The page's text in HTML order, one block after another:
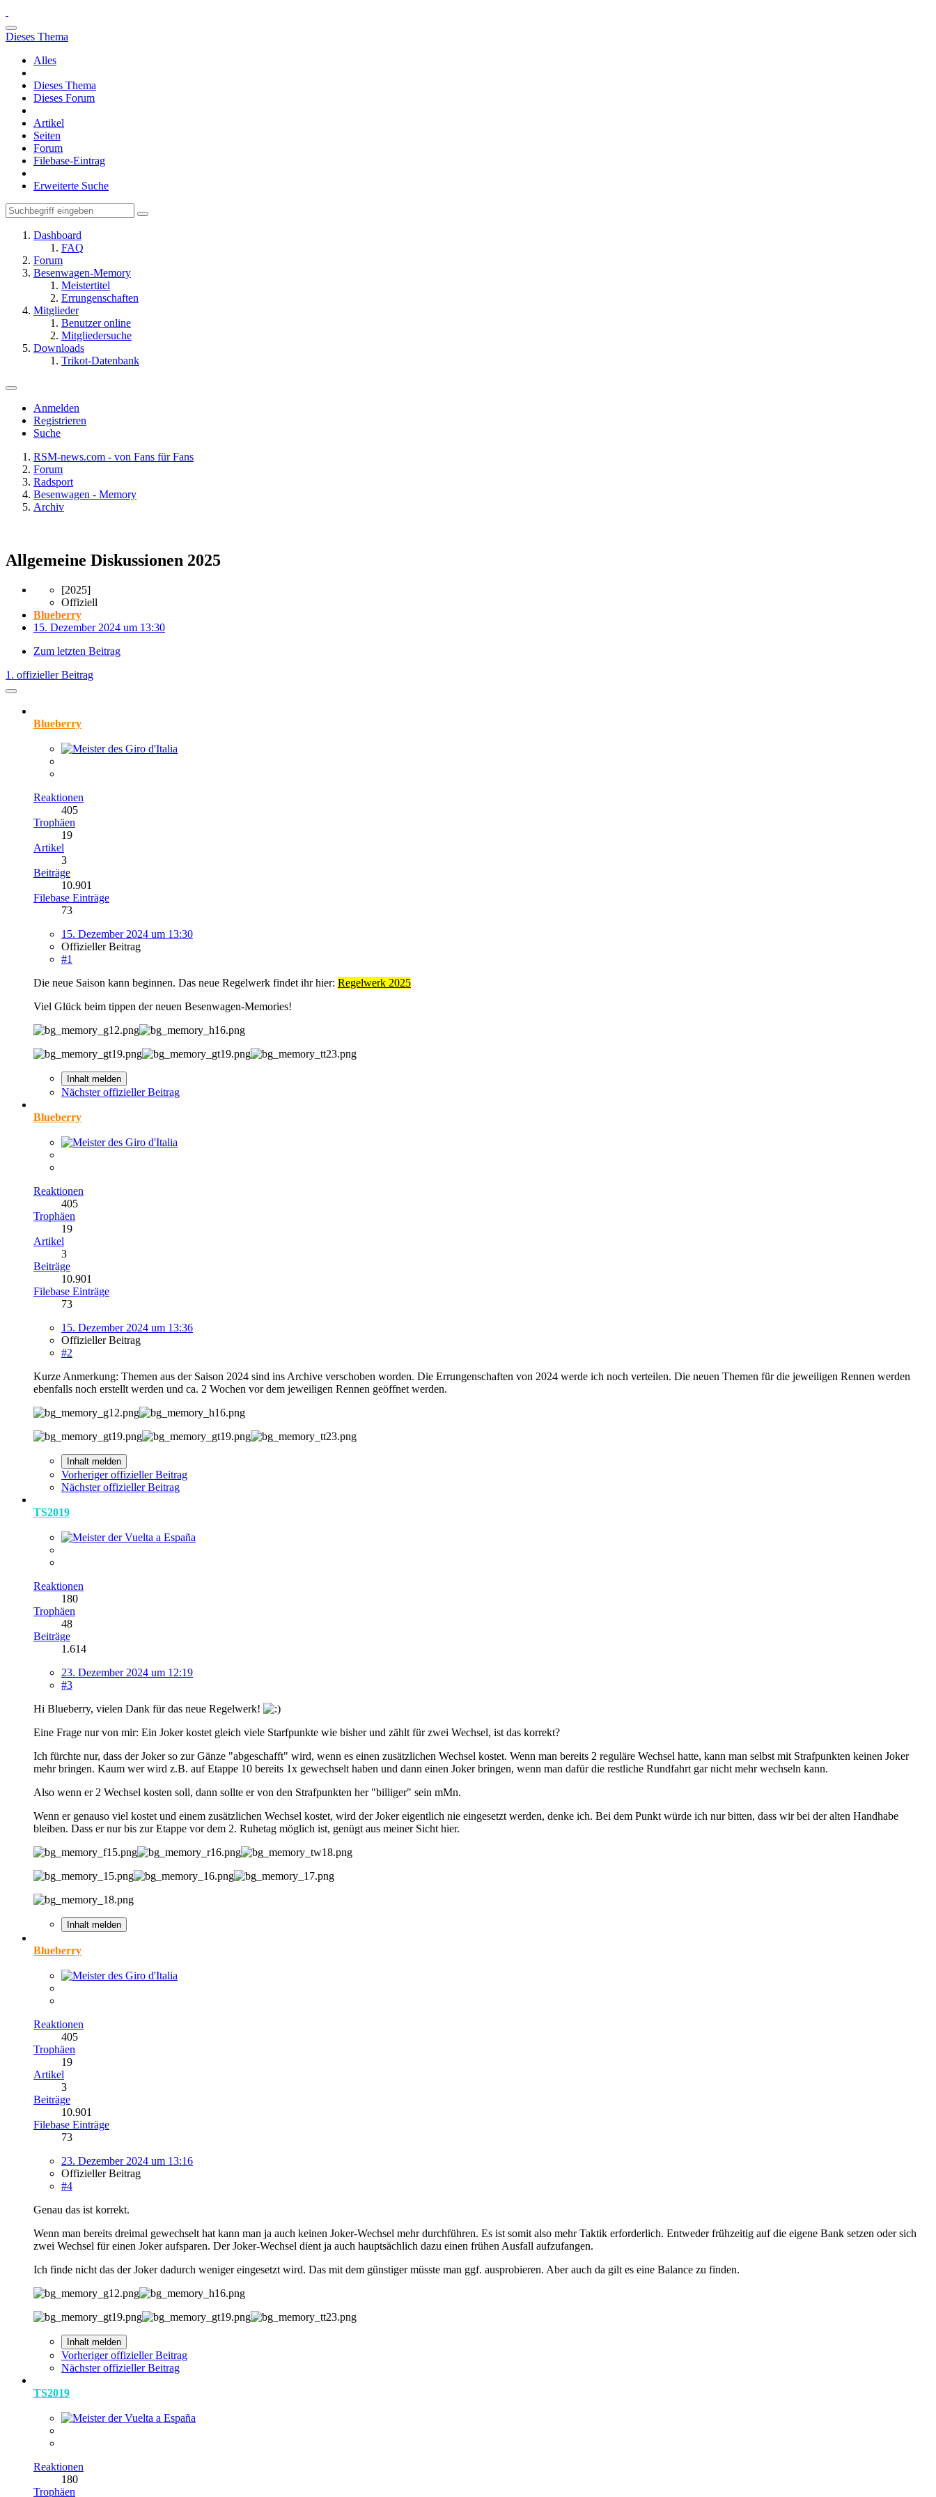
Dieses Thema
Alles
Dieses Thema
Dieses Forum
Artikel
Seiten
Forum
Filebase-Eintrag
Erweiterte Suche
Dashboard
FAQ
Forum
Besenwagen-Memory
Meistertitel
Errungenschaften
Mitglieder
Benutzer online
Mitgliedersuche
Downloads
Trikot-Datenbank
Anmelden
Registrieren
Suche
RSM-news.com - von Fans für Fans
Forum
Radsport
Besenwagen - Memory
Archiv
Allgemeine Diskussionen 2025
[2025]
Offiziell
Blueberry
15. Dezember 2024 um 13:30
Zum letzten Beitrag
1. offizieller Beitrag
Blueberry
Reaktionen
405
Trophäen
19
Artikel
3
Beiträge
10.901
Filebase Einträge
73
15. Dezember 2024 um 13:30
Offizieller Beitrag
#1
Die neue Saison kann beginnen. Das neue Regelwerk findet ihr hier: Regelwerk 2025
Viel Glück beim tippen der neuen Besenwagen-Memories!
Inhalt melden
Nächster offizieller Beitrag
Blueberry
Reaktionen
405
Trophäen
19
Artikel
3
Beiträge
10.901
Filebase Einträge
73
15. Dezember 2024 um 13:36
Offizieller Beitrag
#2
Kurze Anmerkung: Themen aus der Saison 2024 sind ins Archive verschoben worden. Die Errungenschaften von 2024 werde ich noch verteilen. Die neuen Themen für die jeweiligen Rennen werden
ebenfalls noch erstellt werden und ca. 2 Wochen vor dem jeweiligen Rennen geöffnet werden.
Inhalt melden
Vorheriger offizieller Beitrag
Nächster offizieller Beitrag
TS2019
Reaktionen
180
Trophäen
48
Beiträge
1.614
23. Dezember 2024 um 12:19
#3
Hi Blueberry, vielen Dank für das neue Regelwerk!
Eine Frage nur von mir: Ein Joker kostet gleich viele Starfpunkte wie bisher und zählt für zwei Wechsel, ist das korrekt?
Ich fürchte nur, dass der Joker so zur Gänze "abgeschafft" wird, wenn es einen zusätzlichen Wechsel kostet. Wenn man bereits 2 reguläre Wechsel hatte, kann man selbst mit Strafpunkten keinen Joker
mehr bringen. Kaum wer wird z.B. auf Etappe 10 bereits 1x gewechselt haben und dann einen Joker bringen, wenn man dafür die restliche Rundfahrt gar nicht mehr wechseln kann.
Also wenn er 2 Wechsel kosten soll, dann sollte er von den Strafpunkten her "billiger" sein mMn.
Wenn er genauso viel kostet und einem zusätzlichen Wechsel kostet, wird der Joker eigentlich nie eingesetzt werden, denke ich. Bei dem Punkt würde ich nur bitten, dass wir bei der alten Handhabe
bleiben. Dass er nur bis zur Etappe vor dem 2. Ruhetag möglich ist, genügt aus meiner Sicht hier.
Inhalt melden
Blueberry
Reaktionen
405
Trophäen
19
Artikel
3
Beiträge
10.901
Filebase Einträge
73
23. Dezember 2024 um 13:16
Offizieller Beitrag
#4
Genau das ist korrekt.
Wenn man bereits dreimal gewechselt hat kann man ja auch keinen Joker-Wechsel mehr durchführen. Es ist somit also mehr Taktik erforderlich. Entweder frühzeitig auf die eigene Bank setzen oder sich
zwei Wechsel für einen Joker aufsparen. Der Joker-Wechsel dient ja auch hauptsächlich dazu einen frühen Ausfall aufzufangen.
Ich finde nicht das der Joker dadurch weniger eingesetzt wird. Das mit dem günstiger müsste man ggf. ausprobieren. Aber auch da gilt es eine Balance zu finden.
Inhalt melden
Vorheriger offizieller Beitrag
Nächster offizieller Beitrag
TS2019
Reaktionen
180
Trophäen